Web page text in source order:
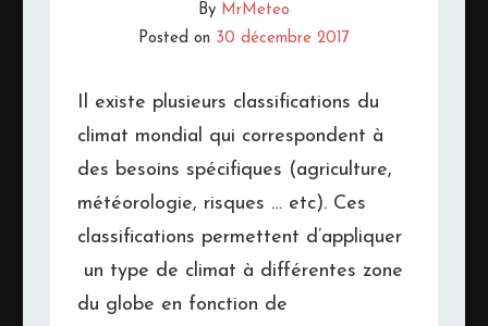
By MrMeteo
Posted on 30 décembre 2017
Il existe plusieurs classifications du
climat mondial qui correspondent à
des besoins spécifiques (agriculture,
météorologie, risques … etc). Ces
classifications permettent d’appliquer
un type de climat à différentes zone
du globe en fonction de